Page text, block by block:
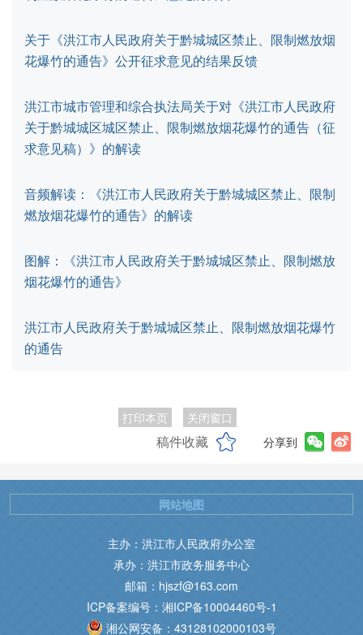
关于《洪江市人民政府关于黔城城区禁止、限制燃放烟
花爆竹的通告》公开征求意见的结果反馈
洪江市城市管理和综合执法局关于对《洪江市人民政府
关于黔城城区城区禁止、限制燃放烟花爆竹的通告（征
求意见稿）》的解读
音频解读：《洪江市人民政府关于黔城城区禁止、限制
燃放烟花爆竹的通告》的解读
图解：《洪江市人民政府关于黔城城区禁止、限制燃放
烟花爆竹的通告》
洪江市人民政府关于黔城城区禁止、限制燃放烟花爆竹
的通告
打印本页 关闭窗口
稿件收藏 分享到
主办：洪江市人民政府办公室
承办：洪江市政务服务中心
邮箱：hjszf@163.com
ICP备案编号：湘ICP备10004460号-1
湘公网安备：43128102000103号
网站地图